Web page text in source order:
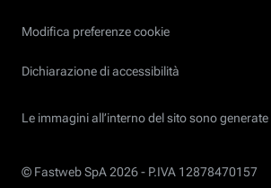
Modifica preferenze cookie
Dichiarazione di accessibilità
Le immagini all’interno del sito sono
© Fastweb SpA 2026 - P.IVA 12878470157